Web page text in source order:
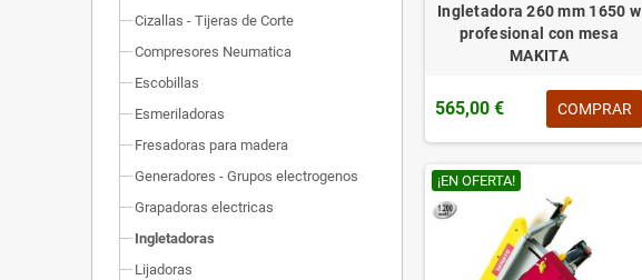
Cizallas - Tijeras de Corte
Compresores Neumatica
Escobillas
Esmeriladoras
Fresadoras para madera
Generadores - Grupos electrogenos
Grapadoras electricas
Ingletadoras
Lijadoras
Ingletadora 260 mm 1650 w
profesional con mesa
MAKITA
565,00 € COMPRAR
¡EN OFERTA!